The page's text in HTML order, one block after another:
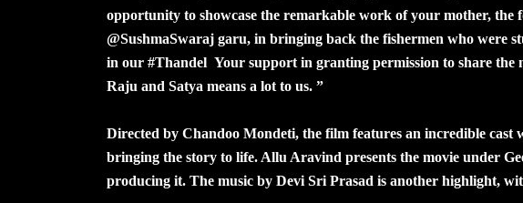
opportunity to showcase the remarkable work of your mother,
@SushmaSwaraj garu, in bringing back the fishermen who were
in our #Thandel Your support in granting permission to share the
Raju and Satya means a lot to us. ”
Directed by Chandoo Mondeti, the film features an incredible cast
bringing the story to life. Allu Aravind presents the movie under
producing it. The music by Devi Sri Prasad is another highlight,